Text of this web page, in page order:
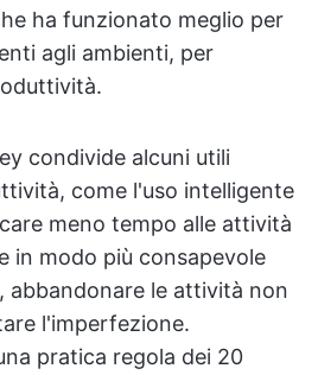
ha funzionato meglio per
agli ambienti, per
condivide alcuni utili
come l'uso intelligente
meno tempo alle attività
in modo più consapevole
abbandonare le attività non
l'imperfezione.
pratica regola dei 20